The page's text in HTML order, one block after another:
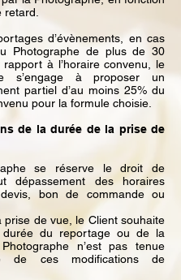
d’évènements, en cas
Photographe de plus de 30
à l’horaire convenu, le
s’engage à proposer un
partiel d’au moins 25% du
pour la formule choisie.
de la durée de la prise de
se réserve le droit de
dépassement des horaires
bon de commande ou
prise de vue, le Client souhaite
du reportage ou de la
n’est pas tenue
de ces modifications de